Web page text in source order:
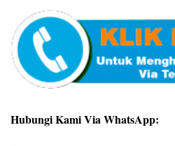
Hubungi Kami Via WhatsApp: